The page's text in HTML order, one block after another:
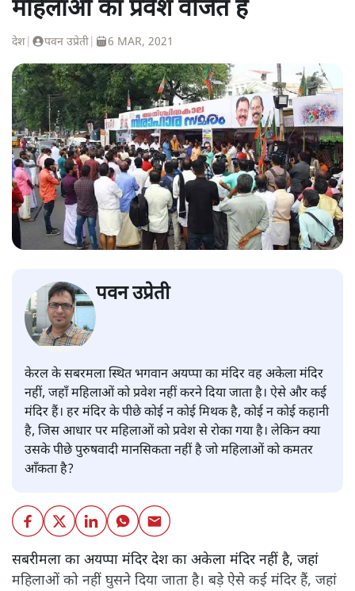
महिलाओं का प्रवेश वर्जित है
देश पवन उप्रेती 6 MAR, 2021
पवन उप्रेती
केरल के सबरमला स्थित भगवान अयप्पा का मंदिर वह अकेला मंदिर
नहीं, जहाँ महिलाओं को प्रवेश नहीं करने दिया जाता है। ऐसे और कई
मंदिर हैं। हर मंदिर के पीछे कोई न कोई मिथक है, कोई न कोई कहानी
है, जिस आधार पर महिलाओं को प्रवेश से रोका गया है। लेकिन क्या
उसके पीछे पुरुषवादी मानसिकता नहीं है जो महिलाओं को कमतर
आँकता है?
सबरीमला का अयप्पा मंदिर देश का अकेला मंदिर नहीं है, जहां
महिलाओं को नहीं घुसने दिया जाता है। बड़े ऐसे कई मंदिर हैं, जहां